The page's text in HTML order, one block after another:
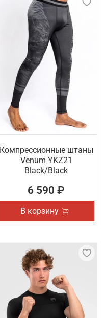
Компрессионные штаны
Venum YKZ21
Black/Black
6 590 ₽
В корзину